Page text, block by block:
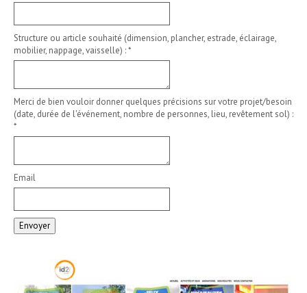
Structure ou article souhaité (dimension, plancher, estrade, éclairage,
mobilier, nappage, vaisselle) :*
Merci de bien vouloir donner quelques précisions sur votre projet/besoin
(date, durée de l'événement, nombre de personnes, lieu, revêtement sol) :
*
Email
Envoyer